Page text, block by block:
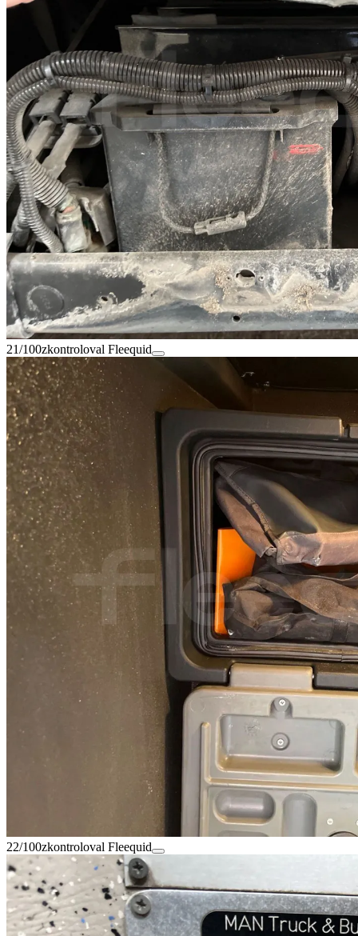
21/100zkontroloval Fleequid
22/100zkontroloval Fleequid